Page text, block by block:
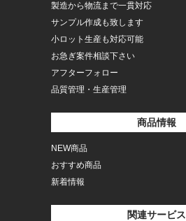
製造から物流まで一貫対応
サンプル作成も致します
小ロット生産も対応可能
お急ぎ案件相談下さい
アフターフォロー
品質管理・生産管理
商品情報
NEW商品
おすすめ商品
新着情報
関連サービス